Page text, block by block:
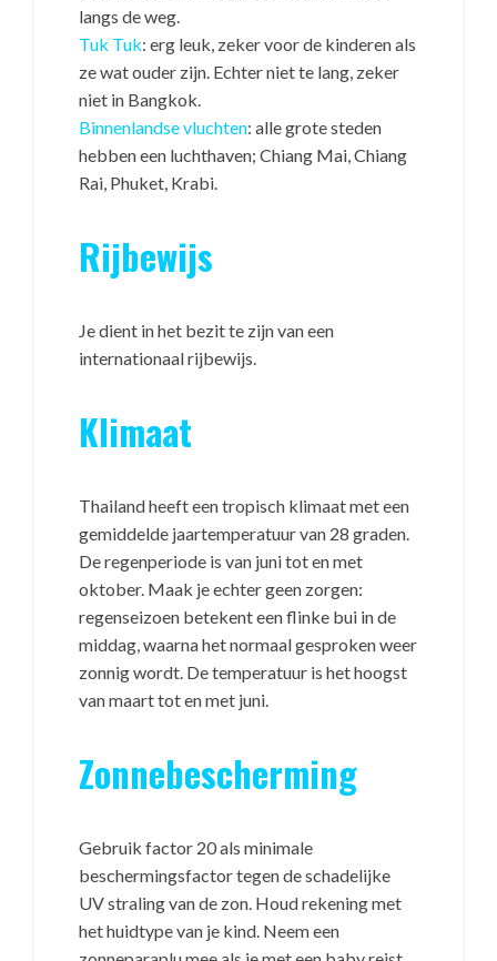
langs de weg.
Tuk Tuk: erg leuk, zeker voor de kinderen als
ze wat ouder zijn. Echter niet te lang, zeker
niet in Bangkok.
Binnenlandse vluchten: alle grote steden
hebben een luchthaven; Chiang Mai, Chiang
Rai, Phuket, Krabi.
Rijbewijs
Je dient in het bezit te zijn van een
internationaal rijbewijs.
Klimaat
Thailand heeft een tropisch klimaat met een
gemiddelde jaartemperatuur van 28 graden.
De regenperiode is van juni tot en met
oktober. Maak je echter geen zorgen:
regenseizoen betekent een flinke bui in de
middag, waarna het normaal gesproken weer
zonnig wordt. De temperatuur is het hoogst
van maart tot en met juni.
Zonnebescherming
Gebruik factor 20 als minimale
beschermingsfactor tegen de schadelijke
UV straling van de zon. Houd rekening met
het huidtype van je kind. Neem een